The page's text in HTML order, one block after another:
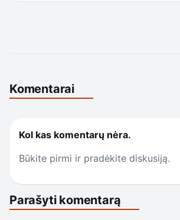
Komentarai
Kol kas komentarų nėra.
Būkite pirmi ir pradėkite diskusiją.
Parašyti komentarą